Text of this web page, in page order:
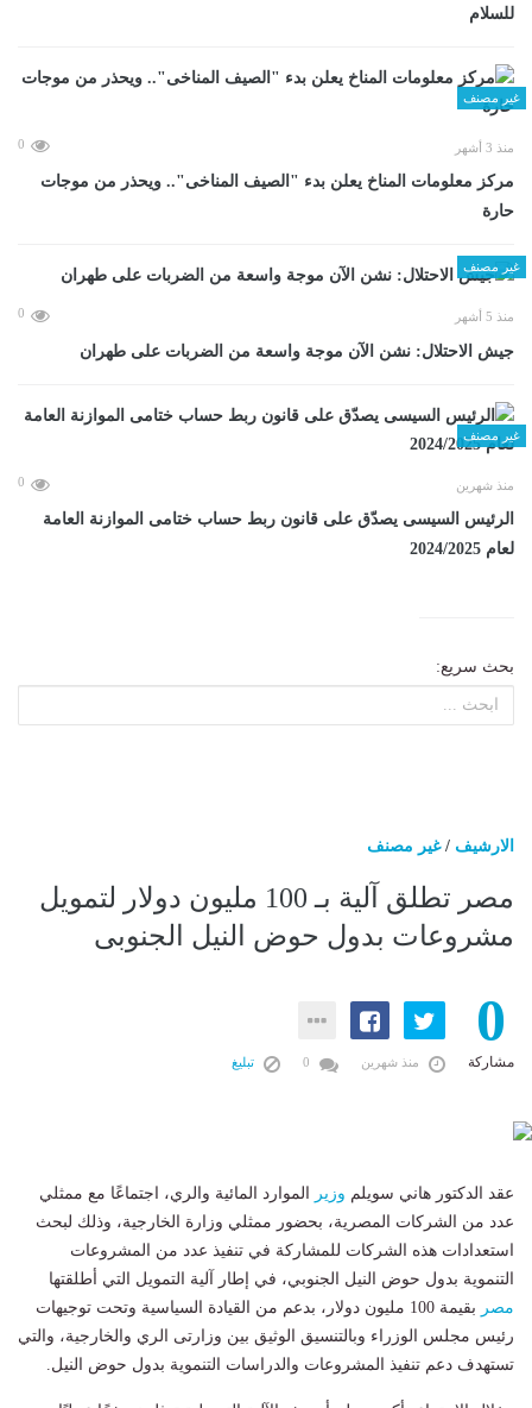
للسلام
غير مصنف
منذ 3 أشهر 0
مركز معلومات المناخ يعلن بدء "الصيف المناخى".. ويحذر من موجات
حارة
غير مصنف
منذ 5 أشهر 0
جيش الاحتلال: نشن الآن موجة واسعة من الضربات على طهران
غير مصنف
منذ شهرين 0
الرئيس السيسى يصدّق على قانون ربط حساب ختامى الموازنة العامة
لعام 2024/2025
بحث سريع:
الارشيف /غير مصنف
مصر تطلق آلية بـ 100 مليون دولار لتمويل
مشروعات بدول حوض النيل الجنوبى
0
مشاركة منذ شهرين تبليغ
عقد الدكتور هاني سويلم وزير
الموارد المائية والري، اجتماعًا مع ممثلي
عدد من الشركات المصرية، بحضور ممثلي وزارة الخارجية، وذلك لبحث
استعدادات هذه الشركات للمشاركة في تنفيذ عدد من المشروعات
التنموية بدول حوض النيل الجنوبي، في إطار آلية التمويل التي أطلقتها
مصر
بقيمة 100 مليون دولار، بدعم من القيادة السياسية وتحت توجيهات
رئيس مجلس الوزراء وبالتنسيق الوثيق بين وزارتى الري والخارجية، والتي
تستهدف دعم تنفيذ المشروعات والدراسات التنموية بدول حوض النيل.